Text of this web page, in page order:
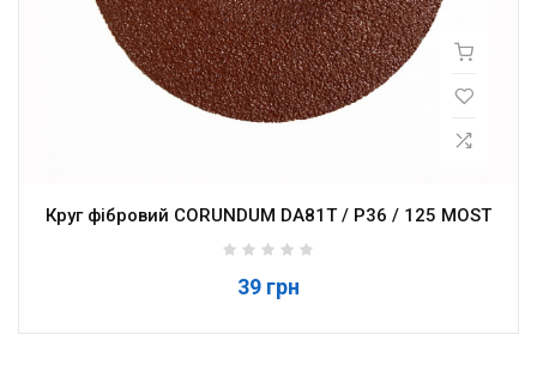
Круг фібровий CORUNDUM DA81T / P36 / 125 MOST
39 грн